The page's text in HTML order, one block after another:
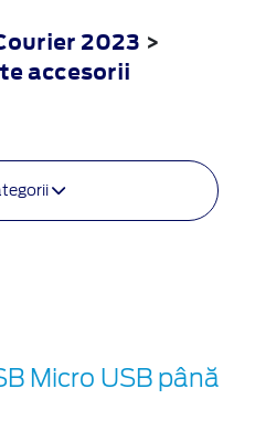
2023 >
accesorii
Micro USB până